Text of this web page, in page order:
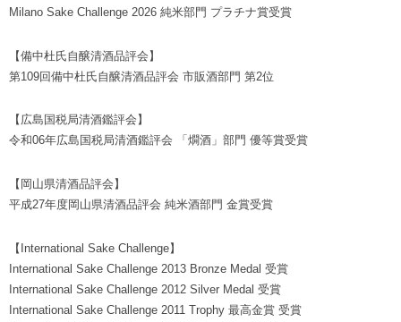
Milano Sake Challenge 2026 純米部門 プラチナ賞受賞
【備中杜氏自醸清酒品評会】
第109回備中杜氏自醸清酒品評会 市販酒部門 第2位
【広島国税局清酒鑑評会】
令和06年広島国税局清酒鑑評会 「燗酒」部門 優等賞受賞
【岡山県清酒品評会】
平成27年度岡山県清酒品評会 純米酒部門 金賞受賞
【International Sake Challenge】
International Sake Challenge 2013 Bronze Medal 受賞
International Sake Challenge 2012 Silver Medal 受賞
International Sake Challenge 2011 Trophy 最高金賞 受賞